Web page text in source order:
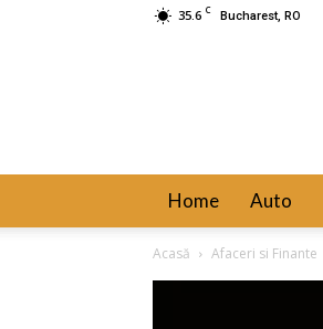
35.6 C Bucharest, RO
Home Auto
Acasă Afaceri si Finante